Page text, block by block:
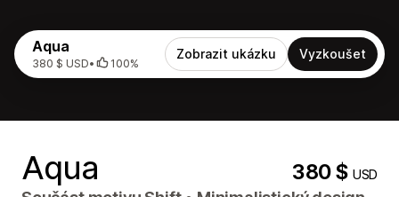
Aqua
380 $ USD• 100%
Zobrazit ukázku Vyzkoušet
Aqua 380 $USD